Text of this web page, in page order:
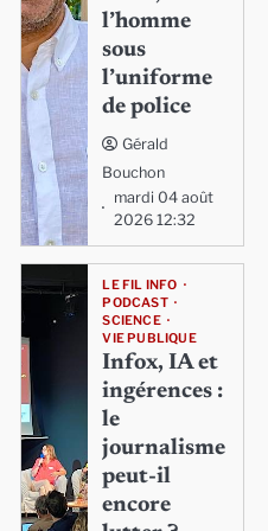
l’homme
sous
l’uniforme
de police
Gérald
Bouchon
mardi 04 août
2026 12:32
LE FIL INFO
PODCAST
SCIENCE
VIE PUBLIQUE
Infox, IA et
ingérences :
le
journalisme
peut-il
encore